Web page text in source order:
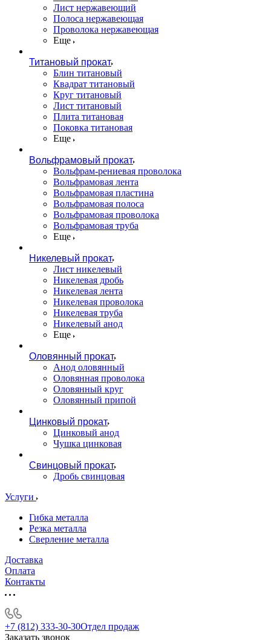
Лист нержавеющий
Полоса нержавеющая
Проволока нержавеющая
Еще
Титановый прокат
Блин титановый
Квадрат титановый
Круг титановый
Лист титановый
Плита титановая
Поковка титановая
Еще
Вольфрамовый прокат
Вольфрам-рениевая проволока
Вольфрамовая лента
Вольфрамовая пластина
Вольфрамовая полоса
Вольфрамовая проволока
Вольфрамовая труба
Еще
Никелевый прокат
Лист никелевый
Никелевая дробь
Никелевая лента
Никелевая проволока
Никелевая труба
Никелевый анод
Еще
Оловянный прокат
Анод оловянный
Оловянная проволока
Оловянный круг
Оловянный припой
Цинковый прокат
Цинковый анод
Чушка цинковая
Свинцовый прокат
Дробь свинцовая
Услуги
Гибка металла
Резка металла
Сверление металла
Доставка
Оплата
Контакты
+7 (812) 333-30-30Отдел продаж
Заказать звонок